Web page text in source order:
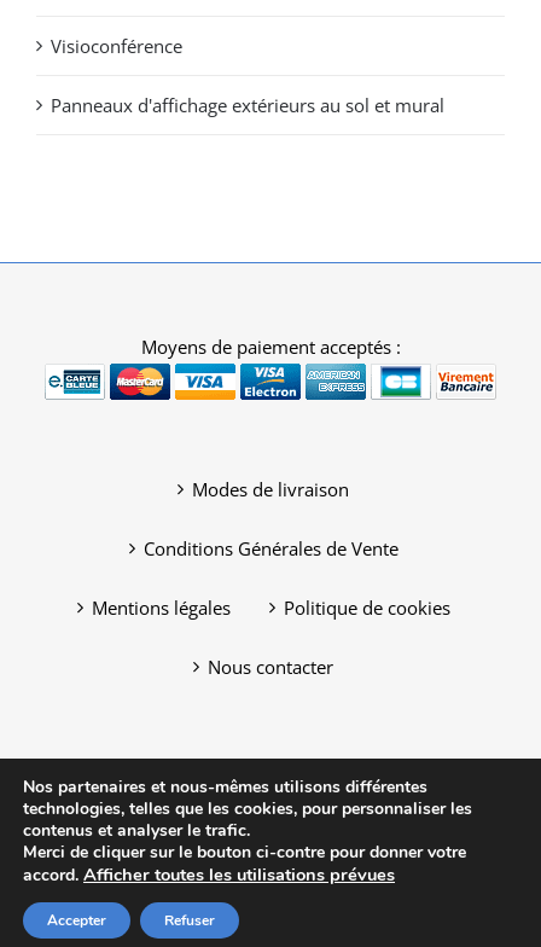
Visioconférence
Panneaux d'affichage extérieurs au sol et mural
Moyens de paiement acceptés :
Modes de livraison
Conditions Générales de Vente
Mentions légales Politique de cookies
Nous contacter
Copyright © 2012-2019 Posecran by Clicface | 20, avenue
de la Gare - 92330 Sceaux | Tous droits réservés
Nos partenaires et nous-mêmes utilisons différentes
technologies, telles que les cookies, pour personnaliser les
contenus et analyser le trafic.
Merci de cliquer sur le bouton ci-contre pour donner votre
accord. Afficher toutes les utilisations prévues
Accepter Refuser